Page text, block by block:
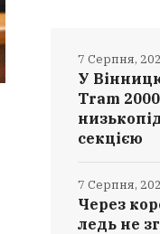
У
Tram
секцією
7 Серпня,
Через
ледь не
7 Серпня,